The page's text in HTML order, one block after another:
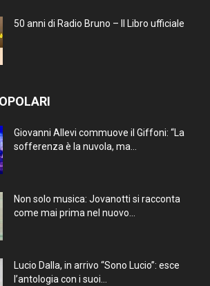
50 anni di Radio Bruno – Il Libro ufficiale
Giovanni Allevi commuove il Giffoni: “La
sofferenza è la nuvola, ma...
Non solo musica: Jovanotti si racconta
come mai prima nel nuovo...
Lucio Dalla, in arrivo “Sono Lucio”: esce
l’antologia con i suoi...